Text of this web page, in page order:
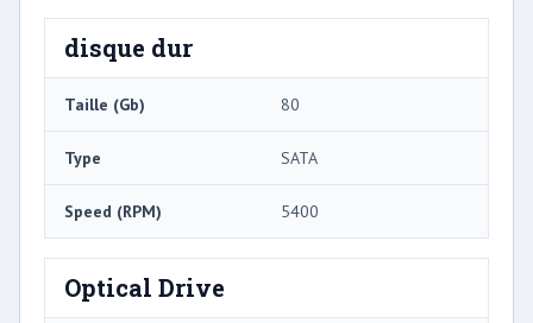
disque dur
Taille (Gb) 80
Type SATA
Speed ​​(RPM) 5400
Optical Drive